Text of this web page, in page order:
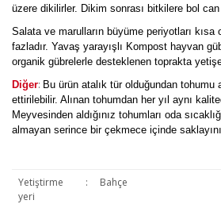
üzere dikilirler. Dikim sonrası bitkilere bol
Salata ve marulların büyüme periyotları kısa
fazladır. Yavaş yarayışlı Kompost hayvan
organik gübrelerle desteklenen toprakta
Diğer: Bu ürün atalık tür olduğundan tohumu
ettirilebilir. Alınan tohumdan her yıl aynı
Meyvesinden aldığınız tohumları oda
almayan serince bir çekmece içinde
Yetiştirme
yeri
: Bahçe